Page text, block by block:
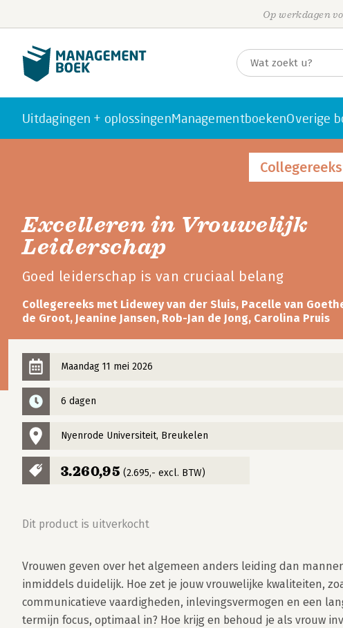
Op werkdagen
Uitdagingen + oplossingenManagementboekenOverige
Collegereeks
Excelleren in Vrouwelijk
Leiderschap
Goed leiderschap is van cruciaal belang
Collegereeks met Lidewey van der Sluis, Pacelle van
de Groot, Jeanine Jansen, Rob-Jan de Jong, Carolina Pruis
Maandag 11 mei 2026
6 dagen
Nyenrode Universiteit, Breukelen
3.260,95 (2.695,- excl. BTW)
Dit product is uitverkocht
Vrouwen geven over het algemeen anders leiding dan
inmiddels duidelijk. Hoe zet je jouw vrouwelijke kwaliteiten,
communicatieve vaardigheden, inlevingsvermogen en een
termijn focus, optimaal in? Hoe krijg en behoud je als vrouw